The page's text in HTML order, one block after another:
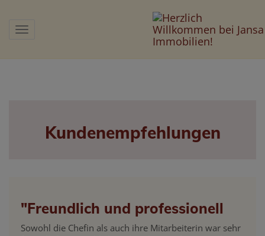
Navigation anzeigen
Kundenempfehlungen
"Freundlich und professionell
Sowohl die Chefin als auch ihre Mitarbeiterin war sehr